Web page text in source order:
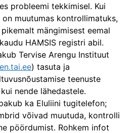
probleemi tekkimisel. Kui
muutumas kontrollimatuks,
mängimisest eemal
HAMSIS registri abil.
Tervise Arengu Instituut
en.tai.ee) tasuta ja
teenuste
nende lähedastele.
ka Eluliini tugitelefon;
võivad muutuda, kontrolli
pöördumist. Rohkem infot